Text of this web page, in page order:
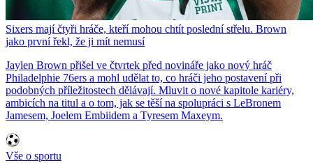
Sixers mají čtyři hráče, kteří mohou chtít poslední střelu. Brown
jako první řekl, že ji mít nemusí
Jaylen Brown přišel ve čtvrtek před novináře jako nový hráč
Philadelphie 76ers a mohl udělat to, co hráči jeho postavení při
podobných příležitostech dělávají. Mluvit o nové kapitole kariéry,
ambicích na titul a o tom, jak se těší na spolupráci s LeBronem
Jamesem, Joelem Embiidem a Tyresem Maxeym.
Vše o sportu